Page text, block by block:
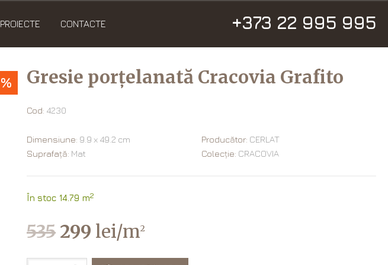
PROIECTE CONTACTE +373 22 995 995
% Gresie porțelanată Cracovia Grafito
Cod: 4230
În stoc 14.79 m2
535 299 lei/m2
Dimensiune: 9.9 х 49.2 cm
Suprafață: Mat
Producător: CERLAT
Colecție: CRACOVIA